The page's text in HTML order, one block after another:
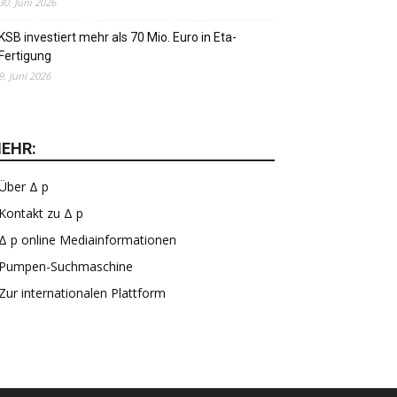
investiert mehr als 70 Mio. Euro in Eta-
Juni 2026
Δ p
zu Δ p
p online Mediainformationen
Suchmaschine
internationalen Plattform